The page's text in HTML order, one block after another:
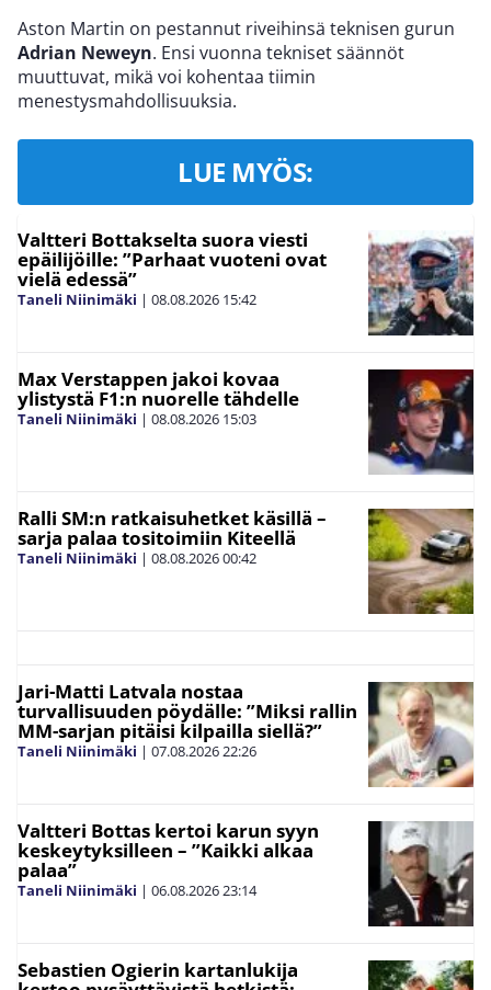
Aston Martin on pestannut riveihinsä teknisen gurun
Adrian Neweyn. Ensi vuonna tekniset säännöt
muuttuvat, mikä voi kohentaa tiimin
menestysmahdollisuuksia.
LUE MYÖS:
Valtteri Bottakselta suora viesti
epäilijöille: ”Parhaat vuoteni ovat
vielä edessä”
Taneli Niinimäki | 08.08.2026 15:42
Max Verstappen jakoi kovaa
ylistystä F1:n nuorelle tähdelle
Taneli Niinimäki | 08.08.2026 15:03
Ralli SM:n ratkaisuhetket käsillä –
sarja palaa tositoimiin Kiteellä
Taneli Niinimäki | 08.08.202600:42
Jari-Matti Latvala nostaa
turvallisuuden pöydälle: ”Miksi rallin
MM-sarjan pitäisi kilpailla siellä?”
Taneli Niinimäki | 07.08.202622:26
Valtteri Bottas kertoi karun syyn
keskeytyksilleen – ”Kaikki alkaa
palaa”
Taneli Niinimäki | 06.08.202623:14
Sebastien Ogierin kartanlukija